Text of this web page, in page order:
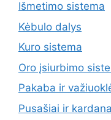
Išmetimo sistema
Kėbulo dalys
Kuro sistema
Oro įsiurbimo
Pakaba ir
Pusašiai ir